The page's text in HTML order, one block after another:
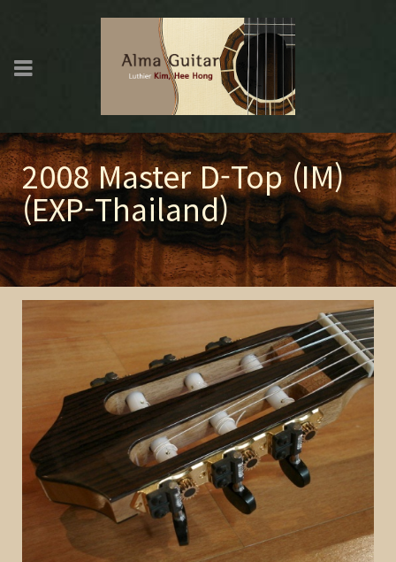
2008 Master D-Top (IM)
(EXP-Thailand)